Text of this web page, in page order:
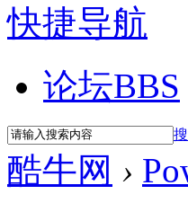
快捷导航
论坛BBS
酷牛网 ›